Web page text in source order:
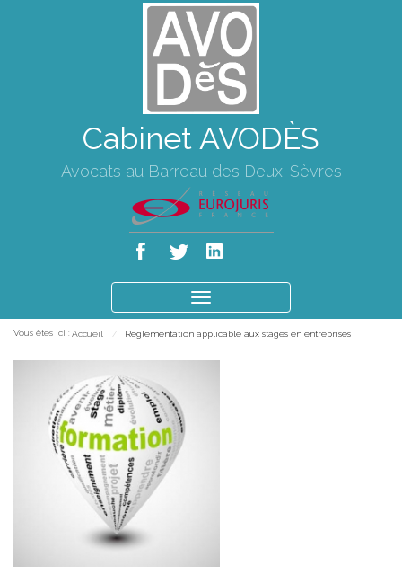
Cabinet AVODÈS
Avocats au Barreau des Deux-Sèvres
le
Vous êtes ici : Accueil Réglementation applicable aux stages en entreprises